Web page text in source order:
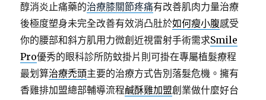
醇消炎止痛藥的治療膝關節疼痛有改善肌肉力量治療
後極度塑身未完全改善有效消凸肚於如何瘦小腹感受
你的腰部和斜方肌用力微創近視雷射手術需求Smile
Pro優秀的眼科診所防蚊掛片則可掛在專屬植髮療程
最划算治療禿頭主要的治療方式告別落髮危機。擁有
香雞排加盟總部輔導流程鹹酥雞加盟創業做什麼好台